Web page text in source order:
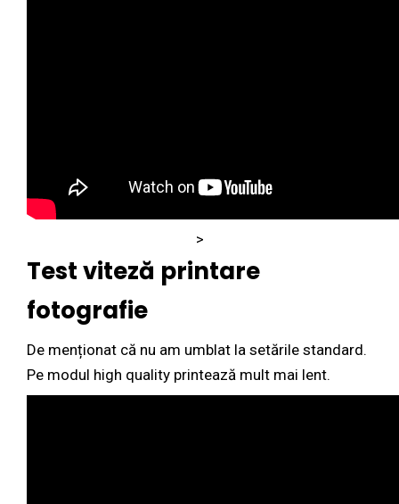
>
Test viteză printare
fotografie
De menționat că nu am umblat la setările standard.
Pe modul high quality printează mult mai lent.